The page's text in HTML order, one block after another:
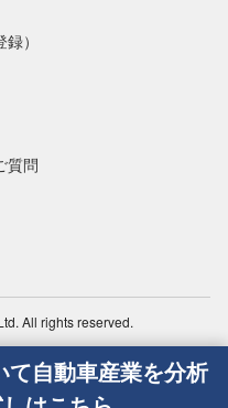
質問
）
All rights reserved.
自動車産業を分析